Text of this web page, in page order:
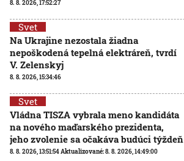
8. 8. 2026, 17:52:27
Svet
Na Ukrajine nezostala žiadna
nepoškodená tepelná elektráreň, tvrdí
V. Zelenskyj
8. 8. 2026, 15:34:46
Svet
Vládna TISZA vybrala meno kandidáta
na nového maďarského prezidenta,
jeho zvolenie sa očakáva budúci týždeň
8. 8. 2026, 13:51:54Aktualizované:8. 8. 2026, 14:49:00